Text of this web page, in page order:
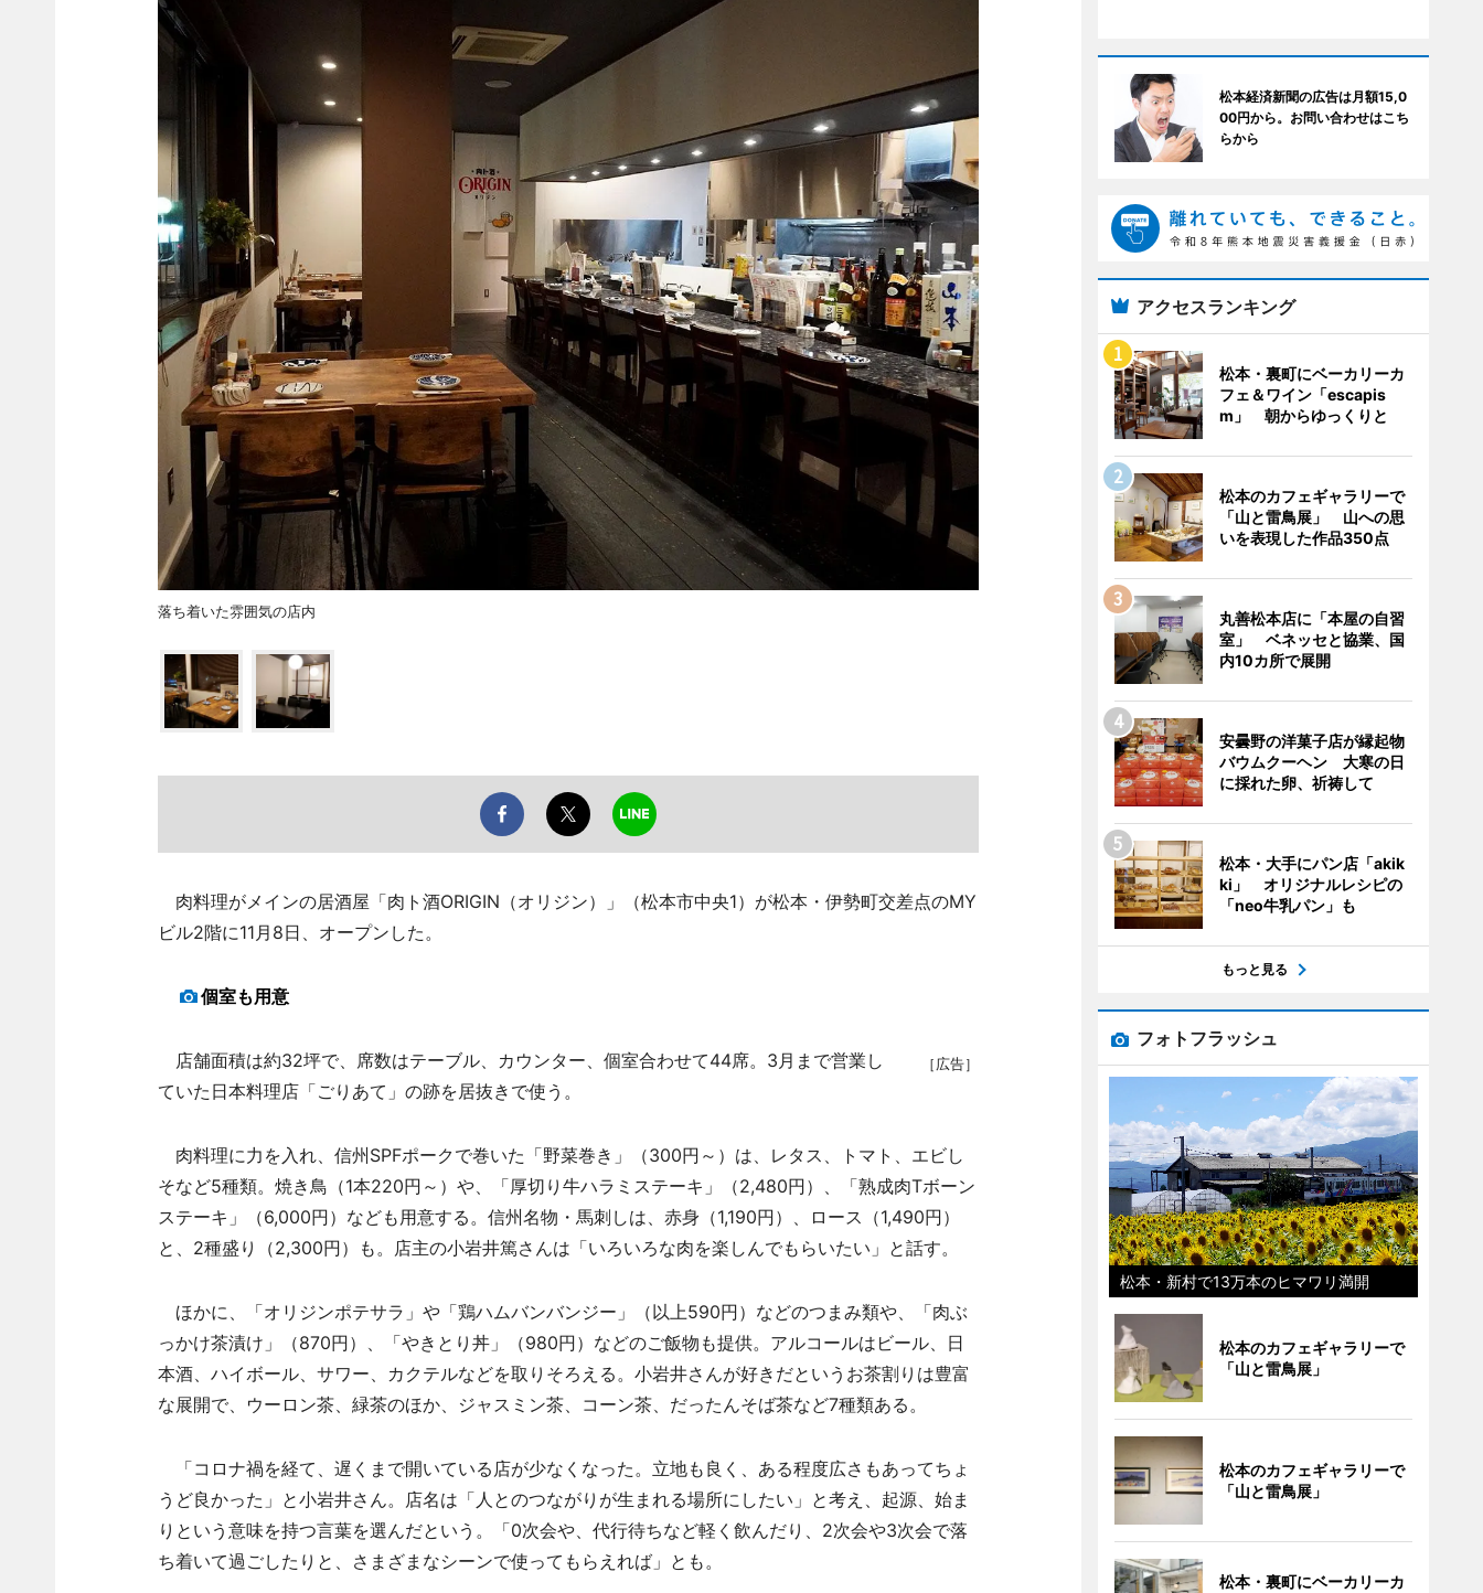
落ち着いた雰囲気の店内
肉料理がメインの居酒屋「肉ト酒ORIGIN（オリジン）」（松本市中央1）が松本・伊勢町交差点のMY
ビル2階に11月8日、オープンした。
個室も用意
［広告］
店舗面積は約32坪で、席数はテーブル、カウンター、個室合わせて44席。3月まで営業し
ていた日本料理店「ごりあて」の跡を居抜きで使う。
肉料理に力を入れ、信州SPFポークで巻いた「野菜巻き」（300円～）は、レタス、トマト、エビし
そなど5種類。焼き鳥（1本220円～）や、「厚切り牛ハラミステーキ」（2,480円）、「熟成肉Tボーン
ステーキ」（6,000円）なども用意する。信州名物・馬刺しは、赤身（1,190円）、ロース（1,490円）
と、2種盛り（2,300円）も。店主の小岩井篤さんは「いろいろな肉を楽しんでもらいたい」と話す。
ほかに、「オリジンポテサラ」や「鶏ハムバンバンジー」（以上590円）などのつまみ類や、「肉ぶ
っかけ茶漬け」（870円）、「やきとり丼」（980円）などのご飯物も提供。アルコールはビール、日
本酒、ハイボール、サワー、カクテルなどを取りそろえる。小岩井さんが好きだというお茶割りは豊富
な展開で、ウーロン茶、緑茶のほか、ジャスミン茶、コーン茶、だったんそば茶など7種類ある。
「コロナ禍を経て、遅くまで開いている店が少なくなった。立地も良く、ある程度広さもあってちょ
うど良かった」と小岩井さん。店名は「人とのつながりが生まれる場所にしたい」と考え、起源、始ま
りという意味を持つ言葉を選んだという。「0次会や、代行待ちなど軽く飲んだり、2次会や3次会で落
ち着いて過ごしたりと、さまざまなシーンで使ってもらえれば」とも。
松本経済新聞の広告は月額15,0
00円から。お問い合わせはこち
らから
アクセスランキング
松本・裏町にベーカリーカ
フェ＆ワイン「escapis
m」 朝からゆっくりと
松本のカフェギャラリーで
「山と雷鳥展」 山への思
いを表現した作品350点
丸善松本店に「本屋の自習
室」 ベネッセと協業、国
内10カ所で展開
安曇野の洋菓子店が縁起物
バウムクーヘン 大寒の日
に採れた卵、祈祷して
松本・大手にパン店「akik
ki」 オリジナルレシピの
「neo牛乳パン」も
もっと見る
フォトフラッシュ
松本・新村で13万本のヒマワリ満開
松本のカフェギャラリーで
「山と雷鳥展」
松本のカフェギャラリーで
「山と雷鳥展」
松本・裏町にベーカリーカ